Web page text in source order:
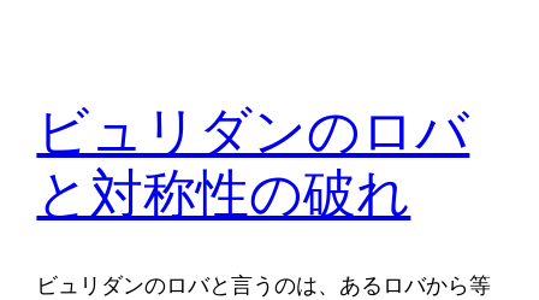
ビュリダンのロバ
と対称性の破れ
ビュリダンのロバと言うのは、あるロバから等